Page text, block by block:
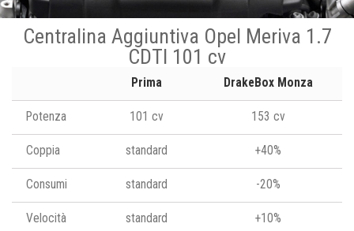
Centralina Aggiuntiva Opel Meriva 1.7
CDTI 101 cv
Prima DrakeBox Monza
Potenza 101 cv 153 cv
Coppia standard +40%
Consumi standard -20%
Velocità standard +10%